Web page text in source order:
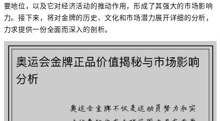
要地位，以及它对经济活动的推动作用，形成了其强大的市场影响
力。接下来，将对金牌的历史、文化和市场潜力展开详细的分析，
力求提供一份全面而深入的剖析。